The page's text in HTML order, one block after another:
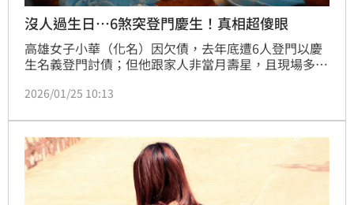
沒人過生日…6煞突登門慶生！真相超傻眼
高雄女子小華（化名）因欠債，去年底遭6人登門以慶
生名義登門討債；但他跟家人非當月壽星，且現場多人
據證明有出於滋擾場所，或以言語、行動等方式，讓事
2026/01/25 10:13